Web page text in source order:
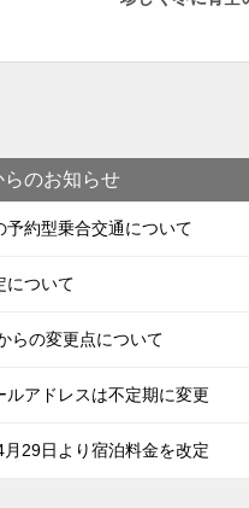
らのお知らせ
予約型乗合交通について
について
らの変更点について
ルアドレスは不定期に変更
月29日より宿泊料金を改定